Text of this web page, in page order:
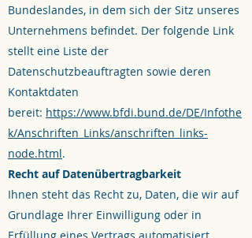
Bundeslandes, in dem sich der Sitz unseres
Unternehmens befindet. Der folgende Link
stellt eine Liste der
Datenschutzbeauftragten sowie deren
Kontaktdaten
bereit: https://www.bfdi.bund.de/DE/Infothe
k/Anschriften_Links/anschriften_links-
node.html.
Recht auf Datenübertragbarkeit
Ihnen steht das Recht zu, Daten, die wir auf
Grundlage Ihrer Einwilligung oder in